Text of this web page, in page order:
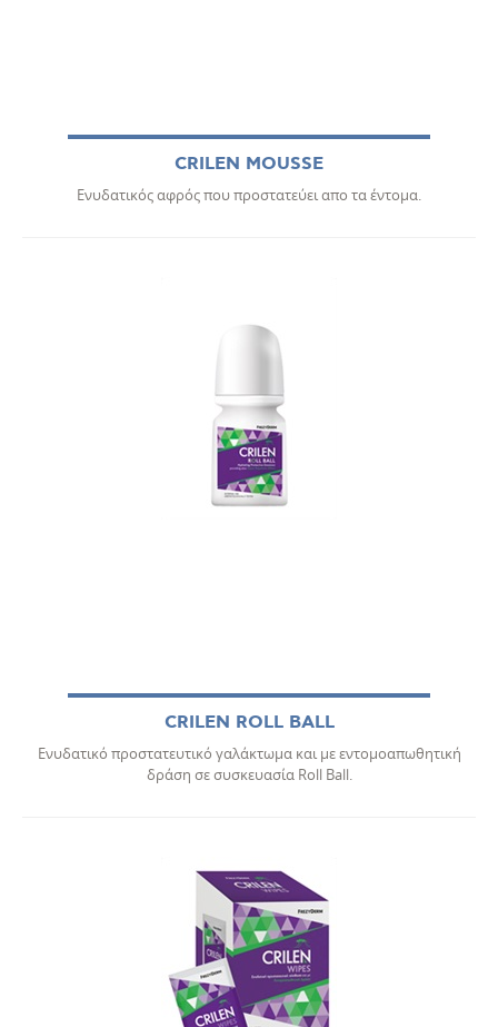
CRILEN MOUSSE
Ενυδατικός αφρός που προστατεύει απο τα έντομα.
CRILEN ROLL BALL
Ενυδατικό προστατευτικό γαλάκτωμα και με εντομοαπωθητική
δράση σε συσκευασία Roll Ball.